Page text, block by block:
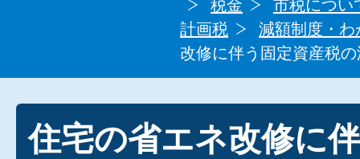
税金
市税につい
計画税
減額制度・
改修に伴う固定資産税
住宅の省エネ改修に